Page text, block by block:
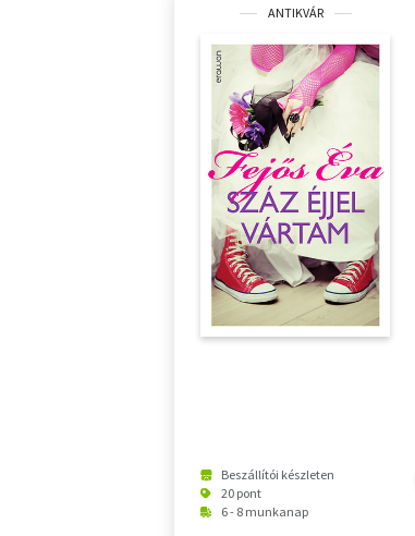
ANTIKVÁR
Beszállítói készleten
20 pont
6 - 8 munkanap